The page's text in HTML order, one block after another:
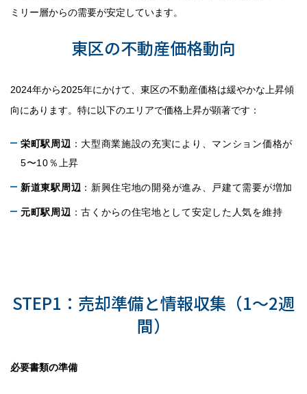
ミリー層からの需要が安定しています。
東区の不動産価格動向
2024年から2025年にかけて、東区の不動産価格は緩やかな上昇傾
向にあります。特に以下のエリアで価格上昇が顕著です：
栄町駅周辺 ：大型商業施設の充実により、マンション価格が
5〜10％上昇
新道東駅周辺 ：新興住宅地の開発が進み、戸建て需要が増加
元町駅周辺 ：古くからの住宅地として安定した人気を維持
STEP1：売却準備と情報収集（1〜2週
間）
必要書類の準備